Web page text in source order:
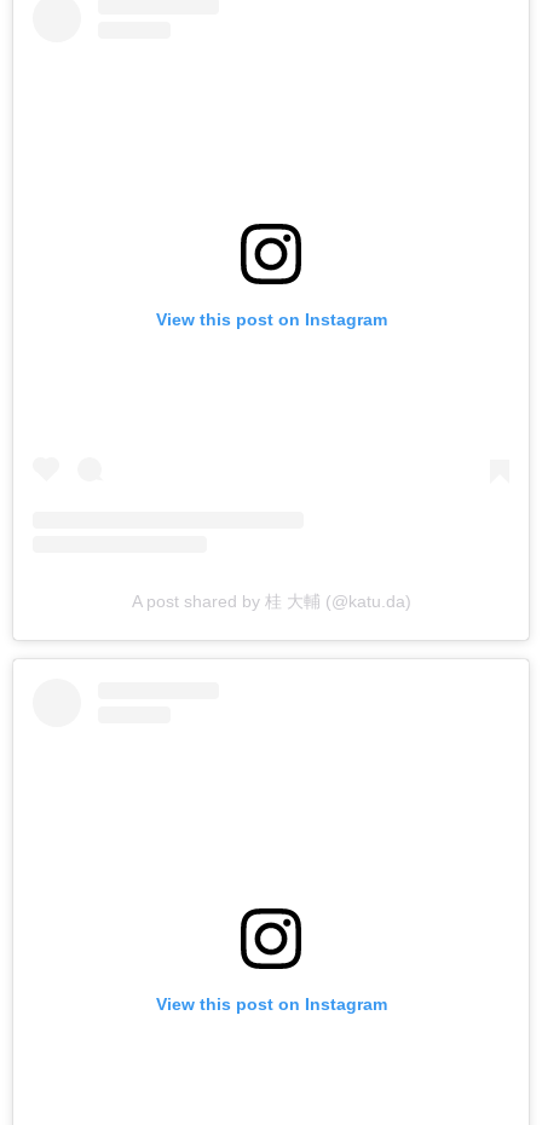
View this post on Instagram
A post shared by 桂 大輔 (@katu.da)
View this post on Instagram